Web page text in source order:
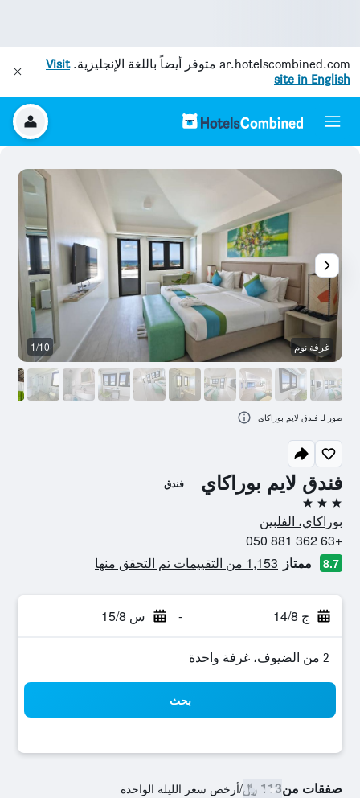
ar.hotelscombined.com متوفر أيضاً باللغة الإنجليزية.Visit
site in English
فندق لايم بوراكاي فندق
3 نجوم
بوراكاي، الفلبين
+63 362 881 050
8.7 ممتاز 1,153 من التقييمات تم التحقق منها
ج 14/8 - س 15/8
2 من الضيوف، غرفة واحدة
بحث
صفقات من113 ﷼ /أرخص سعر الليلة الواحدة
غرفة نوم 1/10
صور لـ فندق لايم بوراكاي